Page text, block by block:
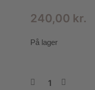
240,00 kr.
På lager